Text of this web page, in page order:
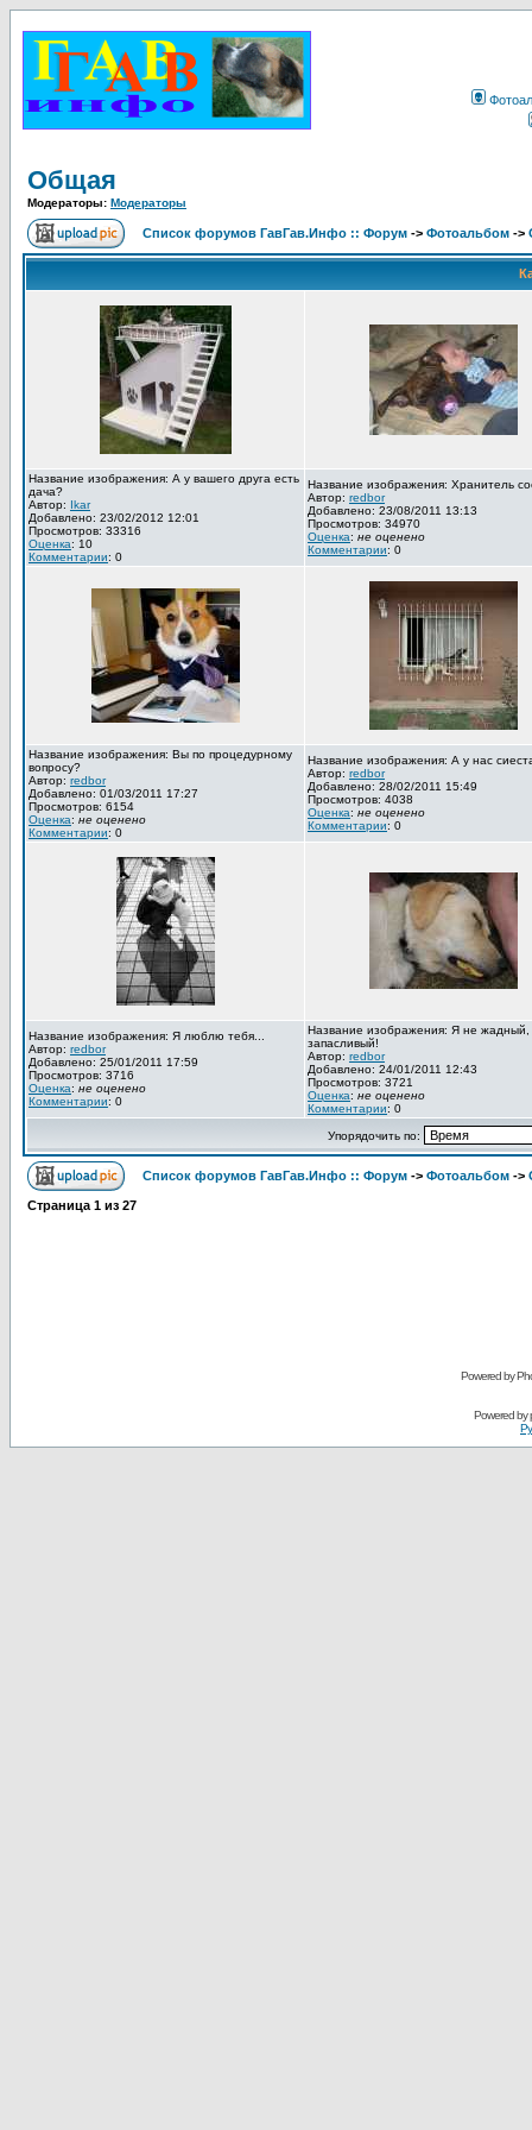
Общая
Модераторы: Модераторы
Список форумов ГавГав.Инфо :: Форум -> Фотоальбом ->
Название изображения: А у вашего друга есть
дача?
Автор: Ikar
Добавлено: 23/02/2012 12:01
Просмотров: 33316
Оценка: 10
Комментарии: 0
Название изображения: Хранитель
Автор: redbor
Добавлено: 23/08/2011 13:13
Просмотров: 34970
Оценка: не оценено
Комментарии: 0
Название изображения: Вы по процедурному
вопросу?
Автор: redbor
Добавлено: 01/03/2011 17:27
Просмотров: 6154
Оценка: не оценено
Комментарии: 0
Название изображения: А у нас
Автор: redbor
Добавлено: 28/02/2011 15:49
Просмотров: 4038
Оценка: не оценено
Комментарии: 0
Название изображения: Я люблю тебя...
Автор: redbor
Добавлено: 25/01/2011 17:59
Просмотров: 3716
Оценка: не оценено
Комментарии: 0
Название изображения: Я не жадный,
запасливый!
Автор: redbor
Добавлено: 24/01/2011 12:43
Просмотров: 3721
Оценка: не оценено
Комментарии: 0
Упорядочить по:
Список форумов ГавГав.Инфо :: Форум -> Фотоальбом ->
Страница 1 из 27
Powered by
Powered by